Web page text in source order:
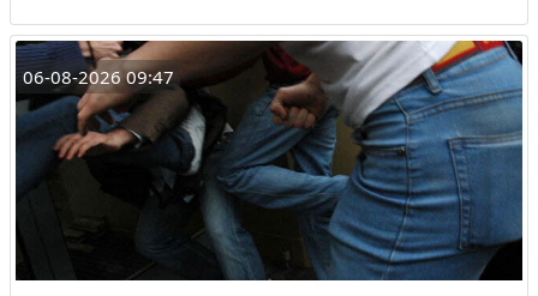
06-08-2026 09:47